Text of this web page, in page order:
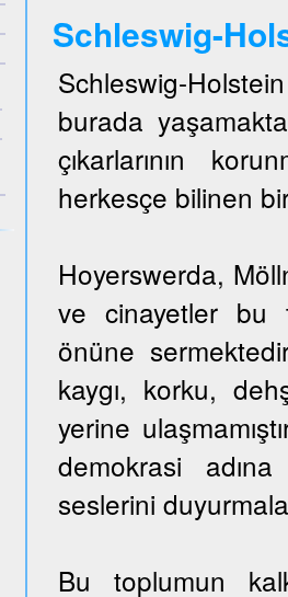
Schleswig-
Schleswig-
burada
çıkarlarının
herkesçe bilinen
Hoyerswerda,
ve cinayetler bu
önüne
kaygı, korku,
yerine
demokrasi
seslerini
Bu toplumun